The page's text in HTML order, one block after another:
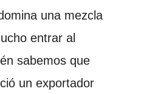
una mezcla
entrar al
sabemos que
un exportador